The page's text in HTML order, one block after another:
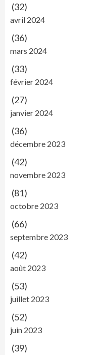
(32)
avril 2024
(36)
mars 2024
(33)
février 2024
(27)
janvier 2024
(36)
décembre 2023
(42)
novembre 2023
(81)
octobre 2023
(66)
septembre 2023
(42)
août 2023
(53)
juillet 2023
(52)
juin 2023
(39)